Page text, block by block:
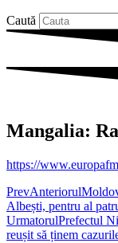
Caută
Mangalia:
https://
PrevAnteriorul
Albești, pentru al
UrmatorulPrefectul
reușit să ținem